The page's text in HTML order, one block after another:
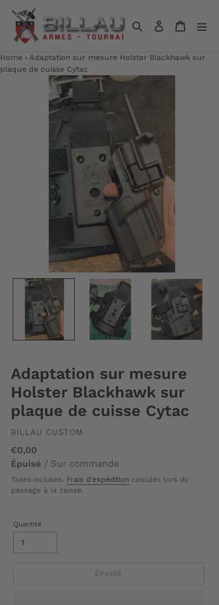
contenu
RechercherSe connecter
Panier
Home › Adaptation sur mesure Holster Blackhawk sur
plaque de cuisse Cytac
Adaptation sur mesure
Holster Blackhawk sur
plaque de cuisse Cytac
DISTRIBUTEUR
BILLAU CUSTOM
Prix
normal
€0,00
Épuisé / Sur commande
Taxes incluses. Frais d'expédition calculés lors du
passage à la caisse.
Quantité
ÉPUISÉ